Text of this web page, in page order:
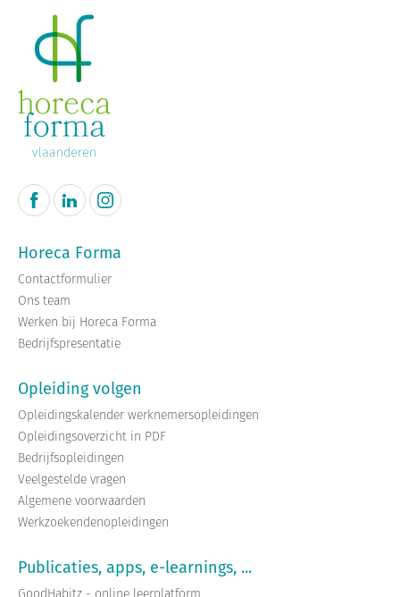
Horeca Forma
Contactformulier
Ons team
Werken bij Horeca Forma
Bedrijfspresentatie
Opleiding volgen
Opleidingskalender werknemersopleidingen
Opleidingsoverzicht in PDF
Bedrijfsopleidingen
Veelgestelde vragen
Algemene voorwaarden
Werkzoekendenopleidingen
Publicaties, apps, e-learnings, ...